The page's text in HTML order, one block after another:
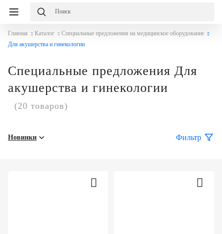
Главная Каталог
Специальные предложения на медицинское оборудование
Для акушерства и гинекологии
Специальные предложения Для
акушерства и гинекологии
(20 товаров)
Новинки Фильтр